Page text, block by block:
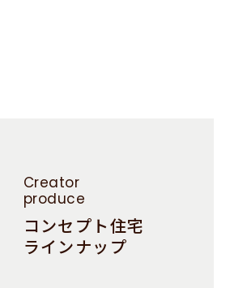
Creator
produce
コンセプト住宅
ラインナップ